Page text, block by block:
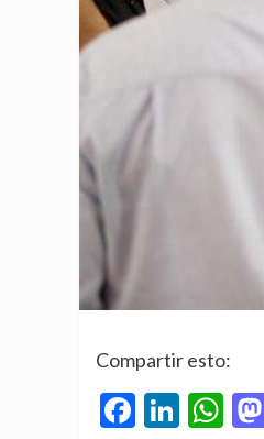
Compartir esto: